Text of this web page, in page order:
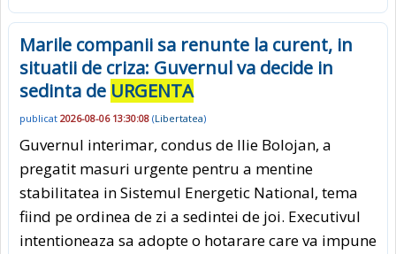
Marile companii sa renunte la curent, in
situatii de criza: Guvernul va decide in
sedinta de URGENTA
publicat 2026-08-06 13:30:08 (Libertatea)
Guvernul interimar, condus de Ilie Bolojan, a
pregatit masuri urgente pentru a mentine
stabilitatea in Sistemul Energetic National, tema
fiind pe ordinea de zi a sedintei de joi. Executivul
intentioneaza sa adopte o hotarare care va impune